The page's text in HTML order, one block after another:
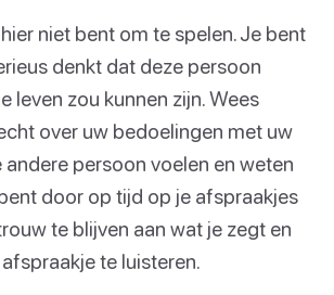
niet bent om te spelen. Je bent
denkt dat deze persoon
leven zou kunnen zijn. Wees
over uw bedoelingen met uw
andere persoon voelen en weten
door op tijd op je afspraakjes
te blijven aan wat je zegt en
te luisteren.